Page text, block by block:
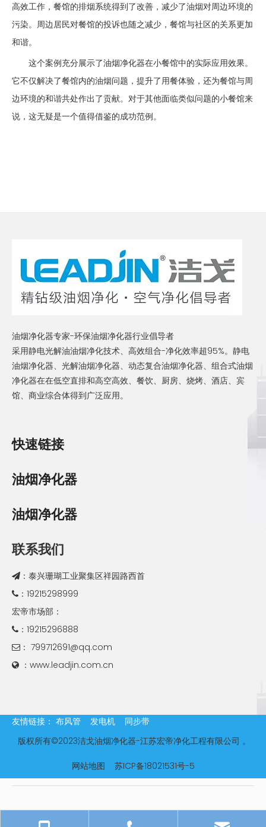
高效工作，餐馆的排烟系统得到了改善，减少了油烟对周边环境的
污染。周边居民对餐馆的投诉也随之减少，餐馆与社区的关系更加
和谐。
这个案例充分展示了油烟净化器在小餐馆中的实际应用效果。
它不仅解决了餐馆内的油烟问题，提升了用餐体验，还为餐馆与周
边环境的和谐共处作出了贡献。对于其他面临类似问题的小餐馆来
说，这无疑是一个值得借鉴的成功范例。
油烟净化器专家-环保油烟净化器行业倡导者
采用静电光解油油烟净化技术、高效组合-净化效率超95%。静电
油烟净化器、光解油烟净化器、动态复合油烟净化器、组合式油烟
净化器在在低空直排和高空高效、餐饮、厨房、烧烤、酒店、宾
馆、商业综合体得到广泛应用。
快速链接
油烟净化器
油烟净化器
联系我们
 ：泰兴珊瑚工业聚集区祥园路西首
 ：19215298999
宏帝市场部：
 ：19215296888
 ： 799712691@qq.com
 ：www.leadjin.com.cn
友情链接： 布风管 发电机
同步带
版权所有©2023洁戈油烟净化器-江苏宏帝净化工程有限公司 。
网站地图 苏ICP备18021531号-5